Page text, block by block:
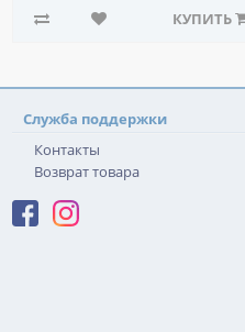
КУПИТЬ
Служба поддержки
Контакты
Возврат товара